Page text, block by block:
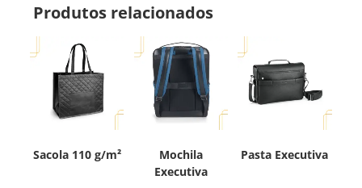
Produtos relacionados
Sacola 110 g/m²
Mochila
Executiva
Pasta Executiva